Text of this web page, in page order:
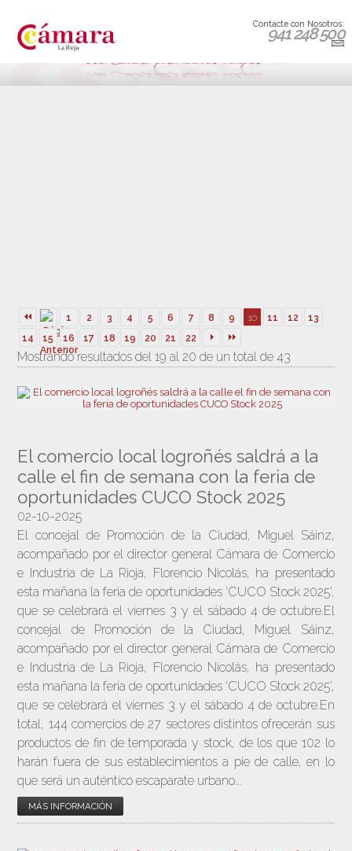
Contacte con Nosotros:
941 248 500
1 2 3 4 5 6 7 8 9 10 11 12
13
14
15 16 17 18 19 20 21 22
Mostrando resultados del 19 al 20 de un total de 43
El comercio local logroñés saldrá a la
calle el fin de semana con la feria de
oportunidades CUCO Stock 2025
02-10-2025
El concejal de Promoción de la Ciudad, Miguel Sáinz,
acompañado por el director general Cámara de Comercio
e Industria de La Rioja, Florencio Nicolás, ha presentado
esta mañana la feria de oportunidades ‘CUCO Stock 2025’,
que se celebrará el viernes 3 y el sábado 4 de octubre.El
concejal de Promoción de la Ciudad, Miguel Sáinz,
acompañado por el director general Cámara de Comercio
e Industria de La Rioja, Florencio Nicolás, ha presentado
esta mañana la feria de oportunidades ‘CUCO Stock 2025’,
que se celebrará el viernes 3 y el sábado 4 de octubre.En
total, 144 comercios de 27 sectores distintos ofrecerán sus
productos de fin de temporada y stock, de los que 102 lo
harán fuera de sus establecimientos a pie de calle, en lo
que será un auténtico escaparate urbano...
MÁS INFORMACIÓN